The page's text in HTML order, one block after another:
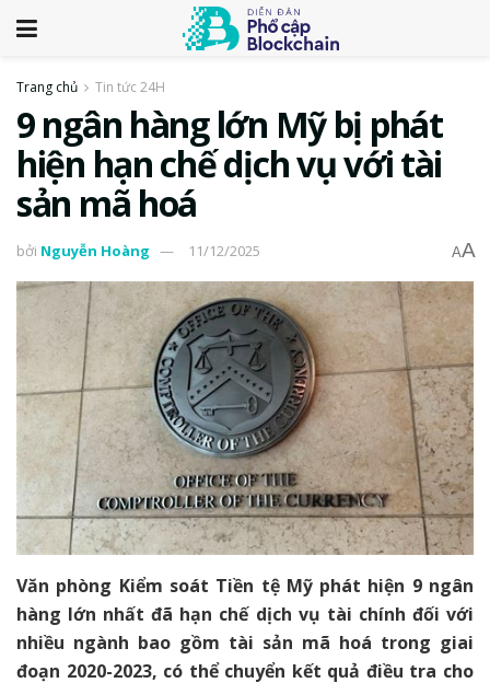
Trang chủ Tin tức 24H
9 ngân hàng lớn Mỹ bị phát
hiện hạn chế dịch vụ với tài
sản mã hoá
bởi Nguyễn Hoàng 11/12/2025 AA
Văn phòng Kiểm soát Tiền tệ Mỹ phát hiện 9 ngân
hàng lớn nhất đã hạn chế dịch vụ tài chính đối với
nhiều ngành bao gồm tài sản mã hoá trong giai
đoạn 2020-2023, có thể chuyển kết quả điều tra cho